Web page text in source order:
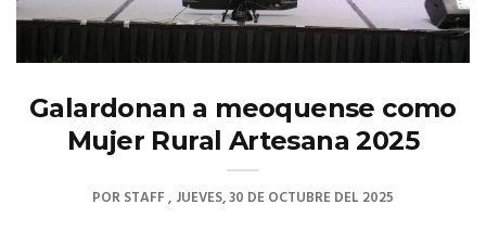
Galardonan a meoquense como
Mujer Rural Artesana 2025
PORSTAFF JUEVES, 30 DE OCTUBRE DEL 2025